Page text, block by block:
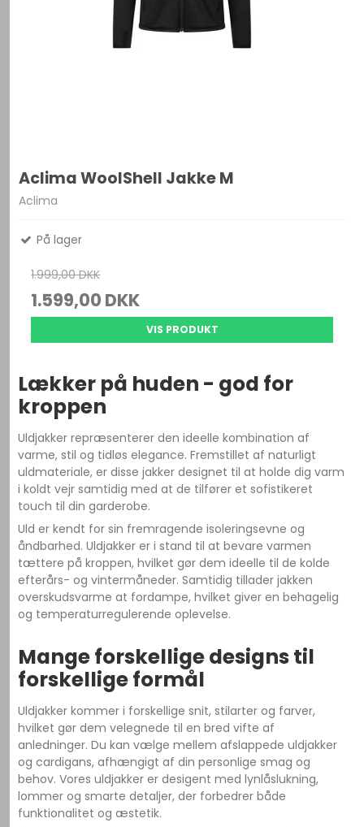
Aclima WoolShell Jakke M
Aclima
På lager
1.999,00 DKK
1.599,00 DKK
VIS PRODUKT
Lækker på huden - god for
kroppen
Uldjakker repræsenterer den ideelle kombination af
varme, stil og tidløs elegance. Fremstillet af naturligt
uldmateriale, er disse jakker designet til at holde dig varm
i koldt vejr samtidig med at de tilfører et sofistikeret
touch til din garderobe.
Uld er kendt for sin fremragende isoleringsevne og
åndbarhed. Uldjakker er i stand til at bevare varmen
tættere på kroppen, hvilket gør dem ideelle til de kolde
efterårs- og vintermåneder. Samtidig tillader jakken
overskudsvarme at fordampe, hvilket giver en behagelig
og temperaturregulerende oplevelse.
Mange forskellige designs til
forskellige formål
Uldjakker kommer i forskellige snit, stilarter og farver,
hvilket gør dem velegnede til en bred vifte af
anledninger. Du kan vælge mellem afslappede uldjakker
og cardigans, afhængigt af din personlige smag og
behov. Vores uldjakker er desigent med lynlåslukning,
lommer og smarte detaljer, der forbedrer både
funktionalitet og æstetik.